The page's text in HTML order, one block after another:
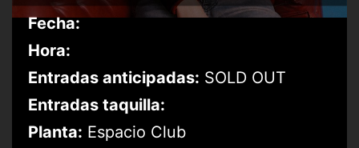
Fecha:
Hora:
Entradas anticipadas: SOLD OUT
Entradas taquilla:
Planta: Espacio Club